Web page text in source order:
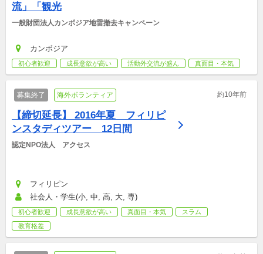
流」「観光
一般財団法人カンボジア地雷撤去キャンペーン
カンボジア
初心者歓迎 成長意欲が高い 活動外交流が盛ん 真面目・本気
募集終了 海外ボランティア 約10年前
【締切延長】 2016年夏　フィリピ
ンスタディツアー　12日間
認定NPO法人　アクセス
フィリピン
社会人・学生(小, 中, 高, 大, 専)
初心者歓迎 成長意欲が高い 真面目・本気
スラム
教育格差